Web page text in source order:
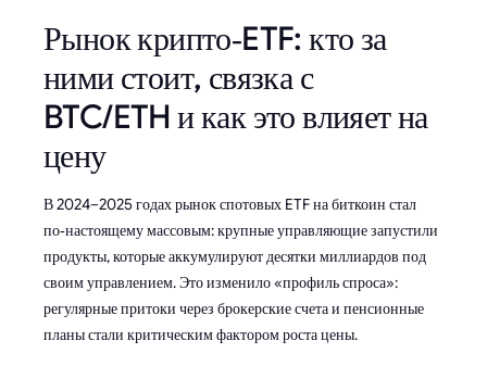
Рынок крипто‑ETF: кто за
ними стоит, связка с
BTC/ETH и как это влияет на
цену
В 2024–2025 годах рынок спотовых ETF на биткоин стал
по‑настоящему массовым: крупные управляющие запустили
продукты, которые аккумулируют десятки миллиардов под
своим управлением. Это изменило «профиль спроса»:
регулярные притоки через брокерские счета и пенсионные
планы стали критическим фактором роста цены.